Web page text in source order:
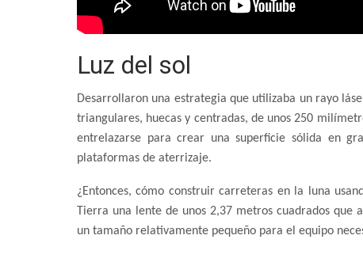
Luz del sol
Desarrollaron una estrategia que utilizaba un rayo
triangulares, huecas y centradas, de unos 250
entrelazarse para crear una superficie sólida en
plataformas de aterrizaje.
¿Entonces, cómo construir carreteras en la luna
Tierra una lente de unos 2,37 metros cuadrados
un tamaño relativamente pequeño para el equipo